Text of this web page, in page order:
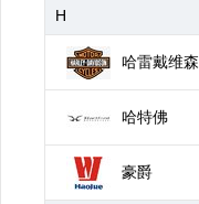
H
哈雷戴维森
哈特佛
豪爵